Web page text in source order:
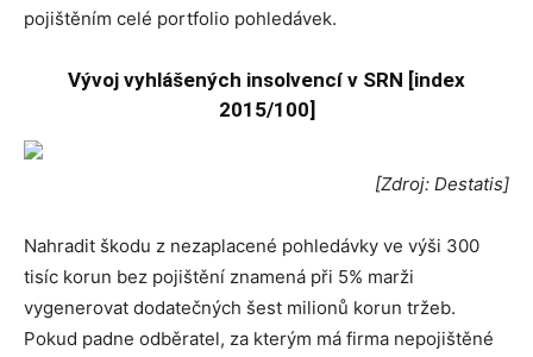
pojištěním celé portfolio pohledávek.
Vývoj vyhlášených insolvencí v SRN [index
2015/100]
[Zdroj: Destatis]
Nahradit škodu z nezaplacené pohledávky ve výši 300
tisíc korun bez pojištění znamená při 5% marži
vygenerovat dodatečných šest milionů korun tržeb.
Pokud padne odběratel, za kterým má firma nepojištěné